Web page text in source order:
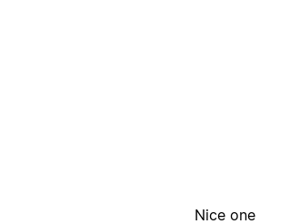
Nice one